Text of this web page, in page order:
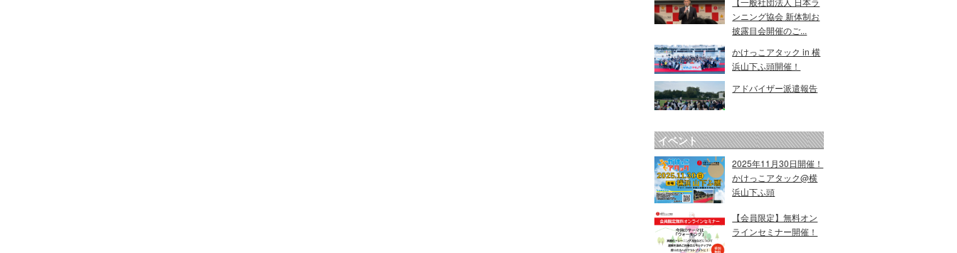
ンニング協会 新体制お
披露目会開催のご...
かけっこアタック in 横
浜山下ふ頭開催！
アドバイザー派遣報告
イベント
2025年11月30日開催！
かけっこアタック@横
浜山下ふ頭
【会員限定】無料オン
ラインセミナー開催！